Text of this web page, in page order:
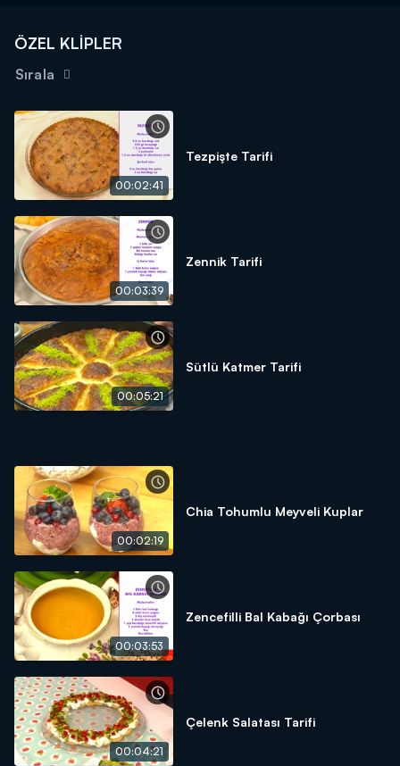
ÖZEL KLİPLER
Sırala
00:02:41
Tezpişte Tarifi
00:03:39
Zennik Tarifi
00:05:21
Sütlü Katmer Tarifi
00:02:19
Chia Tohumlu Meyveli Kuplar
00:03:53
Zencefilli Bal Kabağı Çorbası
00:04:21
Çelenk Salatası Tarifi